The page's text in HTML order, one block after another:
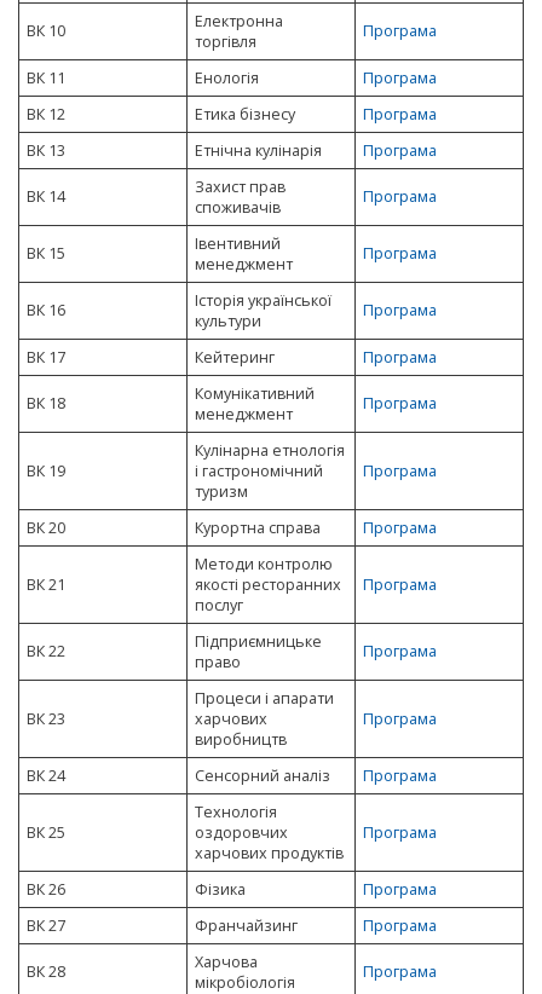
ВК 10
Електронна
торгівля
Програма
ВК 11 Енологія
Програма
ВК 12
Етика бізнесу
Програма
ВК 13
Етнічна кулінарія Програма
ВК 14
Захист прав
споживачів
Програма
ВК 15
Івентивний
менеджмент
Програма
ВК 16
Історія української
культури
Програма
ВК 17 Кейтеринг Програма
ВК 18
Комунікативний
менеджмент
Програма
ВК 19
Кулінарна етнологія
і гастрономічний
туризм
Програма
ВК 20 Курортна справа Програма
ВК 21
Методи контролю
якості ресторанних
послуг
Програма
ВК 22
Підприємницьке
право
Програма
ВК 23
Процеси і апарати
харчових
виробництв
Програма
ВК 24 Сенсорний аналіз Програма
ВК 25
Технологія
оздоровчих
харчових продуктів
Програма
ВК 26 Фізика
Програма
ВК 27
Франчайзинг Програма
ВК 28
Харчова
мікробіологія
Програма